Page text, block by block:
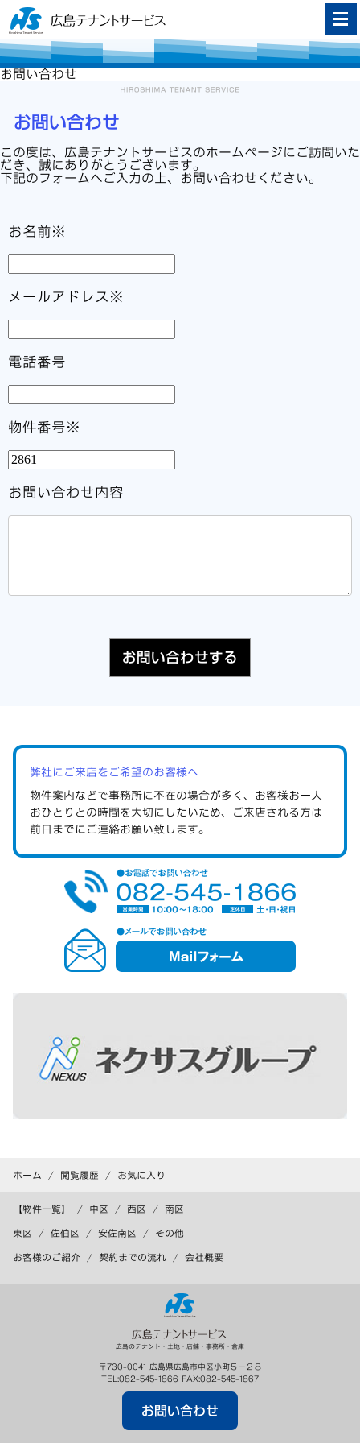
お問い合わせ
お問い合わせ
この度は、広島テナントサービスのホームページにご訪問いた
だき、誠にありがとうございます。
下記のフォームへご入力の上、お問い合わせください。
お名前※
メールアドレス※
電話番号
物件番号※
お問い合わせ内容
お問い合わせする
弊社にご来店をご希望のお客様へ
物件案内などで事務所に不在の場合が多く、お客様お一人
おひとりとの時間を大切にしたいため、ご来店される方は
前日までにご連絡お願い致します。
メ
ー
ル
フ
ー
ホーム 閲覧履歴 お気に入り
広島のテナント・土地・店舗・事務所・倉庫
〒730-0041 広島県 広島市 中区小町５－２８
TEL:082-545-1866 FAX:082-545-1867
お問い合わせ
【物件一覧】 中区 西区 南区
東区 佐伯区 安佐南区 その他
お客様のご紹介 契約までの流れ 会社概要